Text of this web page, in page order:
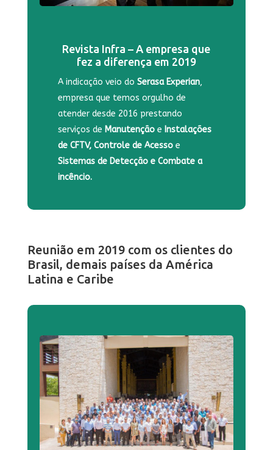
Revista Infra – A empresa que
fez a diferença em 2019
A indicação veio do Serasa Experian,
empresa que temos orgulho de
atender desde 2016 prestando
serviços de Manutençãoe Instalações
de CFTV, Controle de Acessoe
Sistemas de Detecção e Combate a
incêncio.
Reunião em 2019 com os clientes do
Brasil, demais países da América
Latina e Caribe